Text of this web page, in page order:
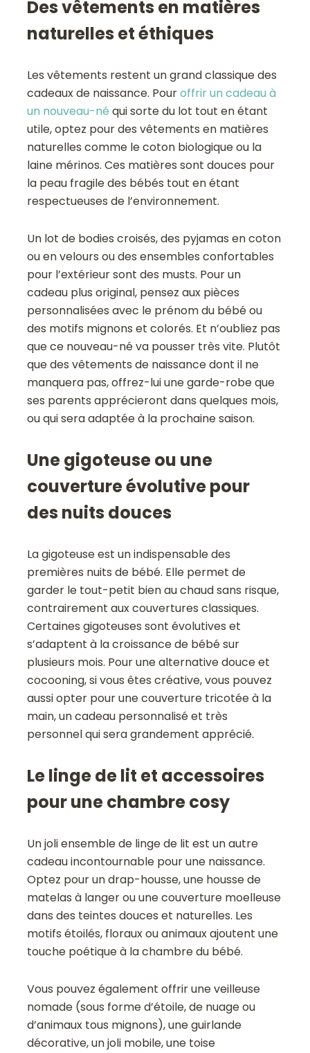
Des vêtements en matières
naturelles et éthiques
Les vêtements restent un grand classique des
cadeaux de naissance. Pouroffrir un cadeau à
un nouveau-né qui sorte du lot tout en étant
utile, optez pour des vêtements en matières
naturelles comme le coton biologique ou la
laine mérinos. Ces matières sont douces pour
la peau fragile des bébés tout en étant
respectueuses de l’environnement.
Un lot de bodies croisés, des pyjamas en coton
ou en velours ou des ensembles confortables
pour l’extérieur sont des musts. Pour un
cadeau plus original, pensez aux pièces
personnalisées avec le prénom du bébé ou
des motifs mignons et colorés. Et n’oubliez pas
que ce nouveau-né va pousser très vite. Plutôt
que des vêtements de naissance dont il ne
manquera pas, offrez-lui une garde-robe que
ses parents apprécieront dans quelques mois,
ou qui sera adaptée à la prochaine saison.
Une gigoteuse ou une
couverture évolutive pour
des nuits douces
La gigoteuse est un indispensable des
premières nuits de bébé. Elle permet de
garder le tout-petit bien au chaud sans risque,
contrairement aux couvertures classiques.
Certaines gigoteuses sont évolutives et
s’adaptent à la croissance de bébé sur
plusieurs mois. Pour une alternative douce et
cocooning, si vous êtes créative, vous pouvez
aussi opter pour une couverture tricotée à la
main, un cadeau personnalisé et très
personnel qui sera grandement apprécié.
Le linge de lit et accessoires
pour une chambre cosy
Un joli ensemble de linge de lit est un autre
cadeau incontournable pour une naissance.
Optez pour un drap-housse, une housse de
matelas à langer ou une couverture moelleuse
dans des teintes douces et naturelles. Les
motifs étoilés, floraux ou animaux ajoutent une
touche poétique à la chambre du bébé.
Vous pouvez également offrir une veilleuse
nomade (sous forme d’étoile, de nuage ou
d’animaux tous mignons), une guirlande
décorative, un joli mobile, une toise